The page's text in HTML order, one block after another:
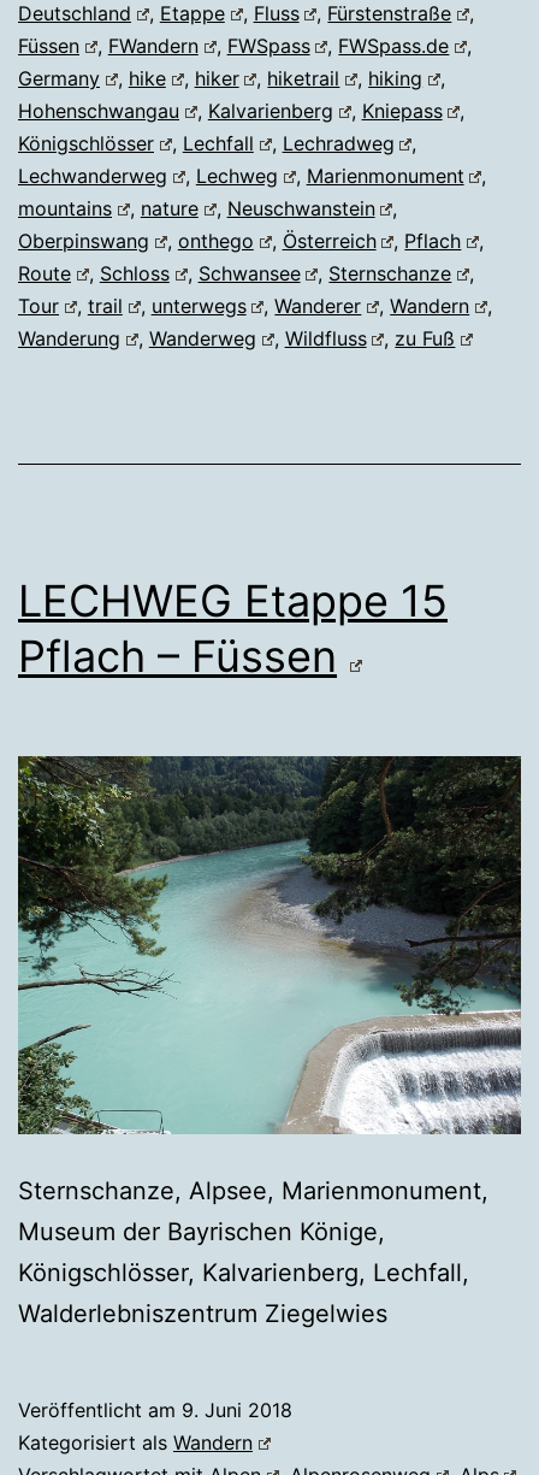
Deutschland
, Etappe , Fluss , Fürstenstraße
,
Füssen
, FWandern , FWSpass , FWSpass.de
,
Germany
, hike , hiker , hiketrail , hiking
,
Hohenschwangau
, Kalvarienberg , Kniepass
,
Königschlösser
, Lechfall , Lechradweg
,
Lechwanderweg
, Lechweg , Marienmonument
,
mountains
, nature , Neuschwanstein
,
Oberpinswang
, onthego , Österreich , Pflach
,
Route
, Schloss , Schwansee , Sternschanze
,
Tour
, trail , unterwegs ,Wanderer ,Wandern
,
Wanderung
, Wanderweg , Wildfluss , zu Fuß
LECHWEG Etappe 15
Pflach – Füssen
Sternschanze, Alpsee, Marienmonument,
Museum der Bayrischen Könige,
Königschlösser, Kalvarienberg, Lechfall,
Walderlebniszentrum Ziegelwies
Veröffentlicht am 9. Juni 2018
Kategorisiert als Wandern